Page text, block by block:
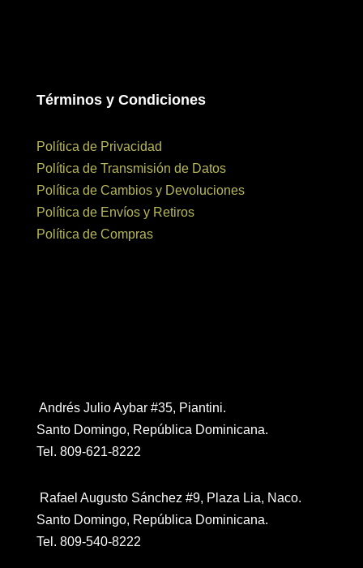
Términos y Condiciones
Política de Privacidad
Política de Transmisión de Datos
Política de Cambios y Devoluciones
Política de Envíos y Retiros
Política de Compras
Andrés Julio Aybar #35, Piantini.
Santo Domingo, República Dominicana.
Tel. 809-621-8222
Rafael Augusto Sánchez #9, Plaza Lia, Naco.
Santo Domingo, República Dominicana.
Tel. 809-540-8222